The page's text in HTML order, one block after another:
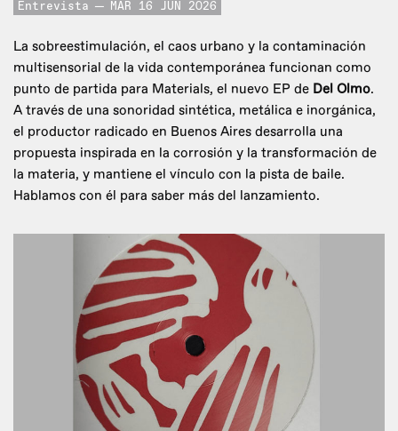
Entrevista MAR 16 JUN 2026
La sobreestimulación, el caos urbano y la contaminación
multisensorial de la vida contemporánea funcionan como
punto de partida para Materials, el nuevo EP de Del Olmo.
A través de una sonoridad sintética, metálica e inorgánica,
el productor radicado en Buenos Aires desarrolla una
propuesta inspirada en la corrosión y la transformación de
la materia, y mantiene el vínculo con la pista de baile.
Hablamos con él para saber más del lanzamiento.